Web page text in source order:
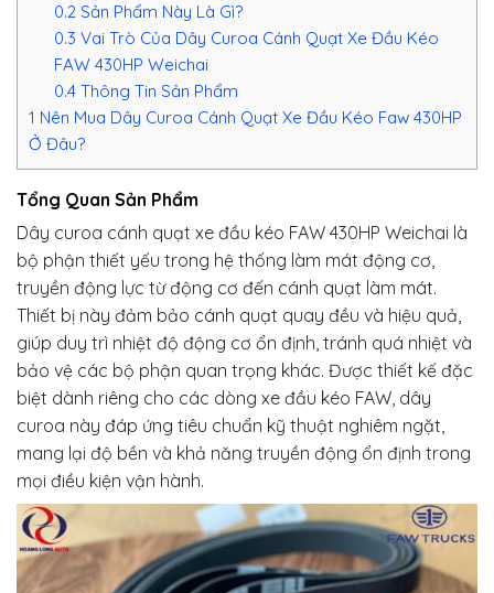
0.2Sản Phẩm Này Là Gì?
0.3 Vai Trò Của Dây Curoa Cánh Quạt Xe Đầu Kéo
FAW 430HP Weichai
0.4Thông Tin Sản Phẩm
1 Nên Mua Dây Curoa Cánh Quạt Xe Đầu Kéo Faw 430HP
Ở Đâu?
Tổng Quan Sản Phẩm
Dây curoa cánh quạt xe đầu kéo FAW 430HP Weichai là
bộ phận thiết yếu trong hệ thống làm mát động cơ,
truyền động lực từ động cơ đến cánh quạt làm mát.
Thiết bị này đảm bảo cánh quạt quay đều và hiệu quả,
giúp duy trì nhiệt độ động cơ ổn định, tránh quá nhiệt và
bảo vệ các bộ phận quan trọng khác. Được thiết kế đặc
biệt dành riêng cho các dòng xe đầu kéo FAW, dây
curoa này đáp ứng tiêu chuẩn kỹ thuật nghiêm ngặt,
mang lại độ bền và khả năng truyền động ổn định trong
mọi điều kiện vận hành.